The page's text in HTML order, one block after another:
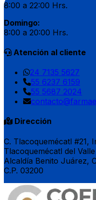
8:00 a 22:00 Hrs.
Domingo:
8:00 a 20:00 Hrs.
Atención al cliente
24 7135 5627
55 6237 6159
55 5687 2024
Dirección
C. Tlacoquemécatl #21,
Tlacoquemécatl del Valle
Alcaldía Benito Juárez,
C.P. 03200